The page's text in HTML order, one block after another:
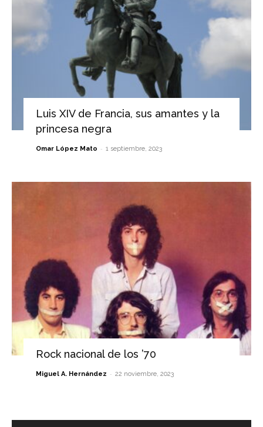
Luis XIV de Francia, sus amantes y la
princesa negra
Omar López Mato - 1 septiembre, 2023
Rock nacional de los ’70
Miguel A. Hernández - 22 noviembre, 2023